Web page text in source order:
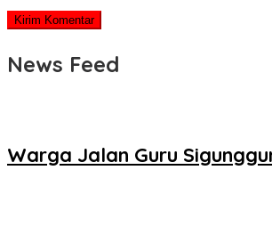
News Feed
Warga Jalan Guru